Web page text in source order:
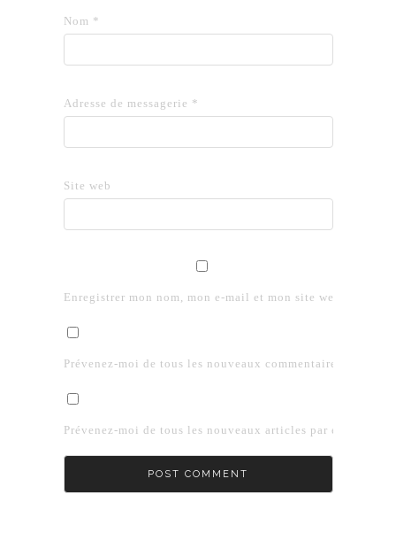
Nom *
Adresse de messagerie *
Site web
Enregistrer mon nom, mon e-mail et mon site web dans le
Prévenez-moi de tous les nouveaux commentaires par e-
Prévenez-moi de tous les nouveaux articles par e-mail.